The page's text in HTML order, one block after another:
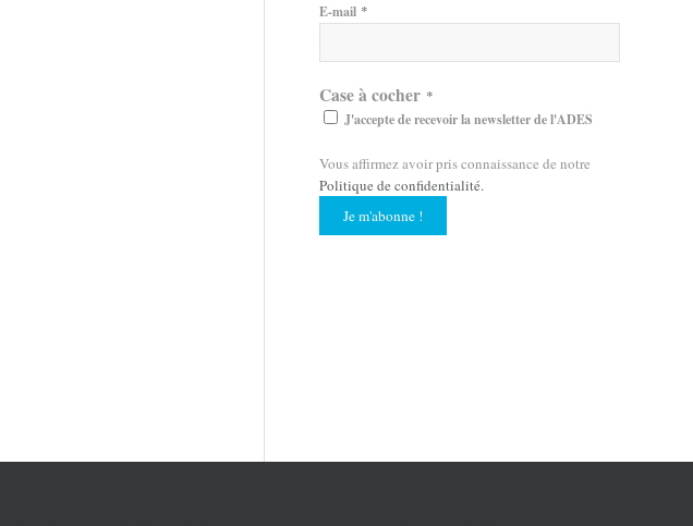
E-mail *
Case à cocher *
J'accepte de recevoir la newsletter de l'ADES
Vous affirmez avoir pris connaissance de notre
Politique de confidentialité.